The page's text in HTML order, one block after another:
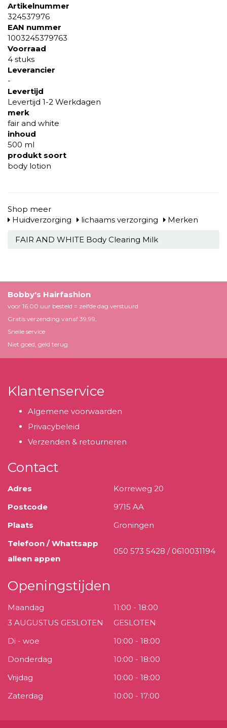
Artikelnummer
324537976
EAN nummer
1003245379763
Voorraad
4 stuks
Leverancier
-
Levertijd
Levertijd 1-2 Werkdagen
merk
fair and white
inhoud
500 ml
produkt soort
body lotion
Shop meer
Huidverzorging
lichaams verzorging Merken
FAIR AND WHITE Body Clearing Milk
Bobby's Hairfashion
voor 16.00 uur besteld = zelfde dag verstuurd
Gratis verzending vanaf 39.99,
Snelle service
Niet goed, geld terug
Klantenservice
Algemene voorwaarden
Privacybeleid
Verzenden & retourneren
Contact
Adres
Korreweg 20
Postcode
9715 AA
Plaats
Groningen
Telefoon / Whattsapp
alleen appen
050 573 5428 / 0610031194
Openingstijden
Maandag
3 AUGUSTUS GESLOTEN
11:00 - 18:00
GESLOTEN
Di - woe
10:00 - 18:00
Donderdag
10:00 - 18:00
Vrijdag
10:00 - 18:00
Zaterdag
10:00 - 17:00